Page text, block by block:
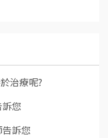
治療呢?
您
訴您